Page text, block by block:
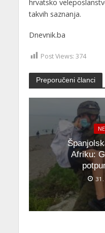
hrvatsko
takvih saznanja.
Dnevnik.ba
Post Views: 374
Preporučeni članci
Afriku:
31.